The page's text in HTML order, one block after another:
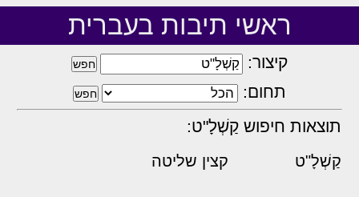
ראשי תיבות בעברית
קיצור:
תחום:
תוצאות חיפוש קַשְׁלָ"ט:
קַשְׁלָ"ט קצין שליטה